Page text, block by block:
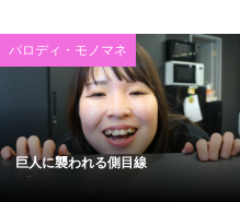
パロディ・モノマネ
巨人に襲われる側目線